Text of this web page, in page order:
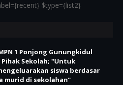
$type={list2}
1 Ponjong Gunungkidul
Sekolah; "Untuk
siswa berdasar
murid di sekolahan"